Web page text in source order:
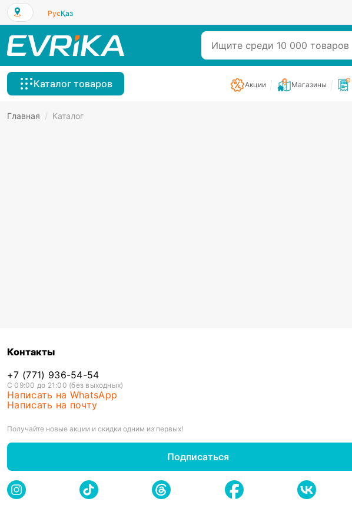
РусҚаз
Каталог товаров Акции Магазины
Главная / Каталог
Контакты
+7 (771) 936-54-54
С 09:00 до 21:00 (без выходных)
Написать на WhatsApp
Написать на почту
Получайте новые акции и скидки одним из первых!
Подписаться